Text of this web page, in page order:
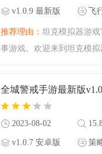
v1.0.9 最新版 飞
推荐理由： 坦克模拟器游
事游戏。欢迎来到坦克模
天腾飞小编带来的是最新
全城警戒手游最新版
2023-08-02
v1.0.7 安卓版 策